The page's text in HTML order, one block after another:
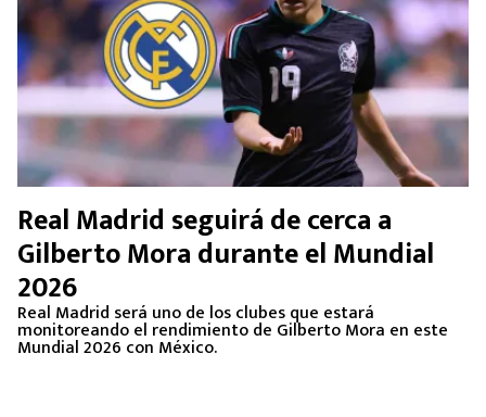
Real Madrid seguirá de cerca a
Gilberto Mora durante el Mundial
2026
Real Madrid será uno de los clubes que estará
monitoreando el rendimiento de Gilberto Mora en este
Mundial 2026 con México.